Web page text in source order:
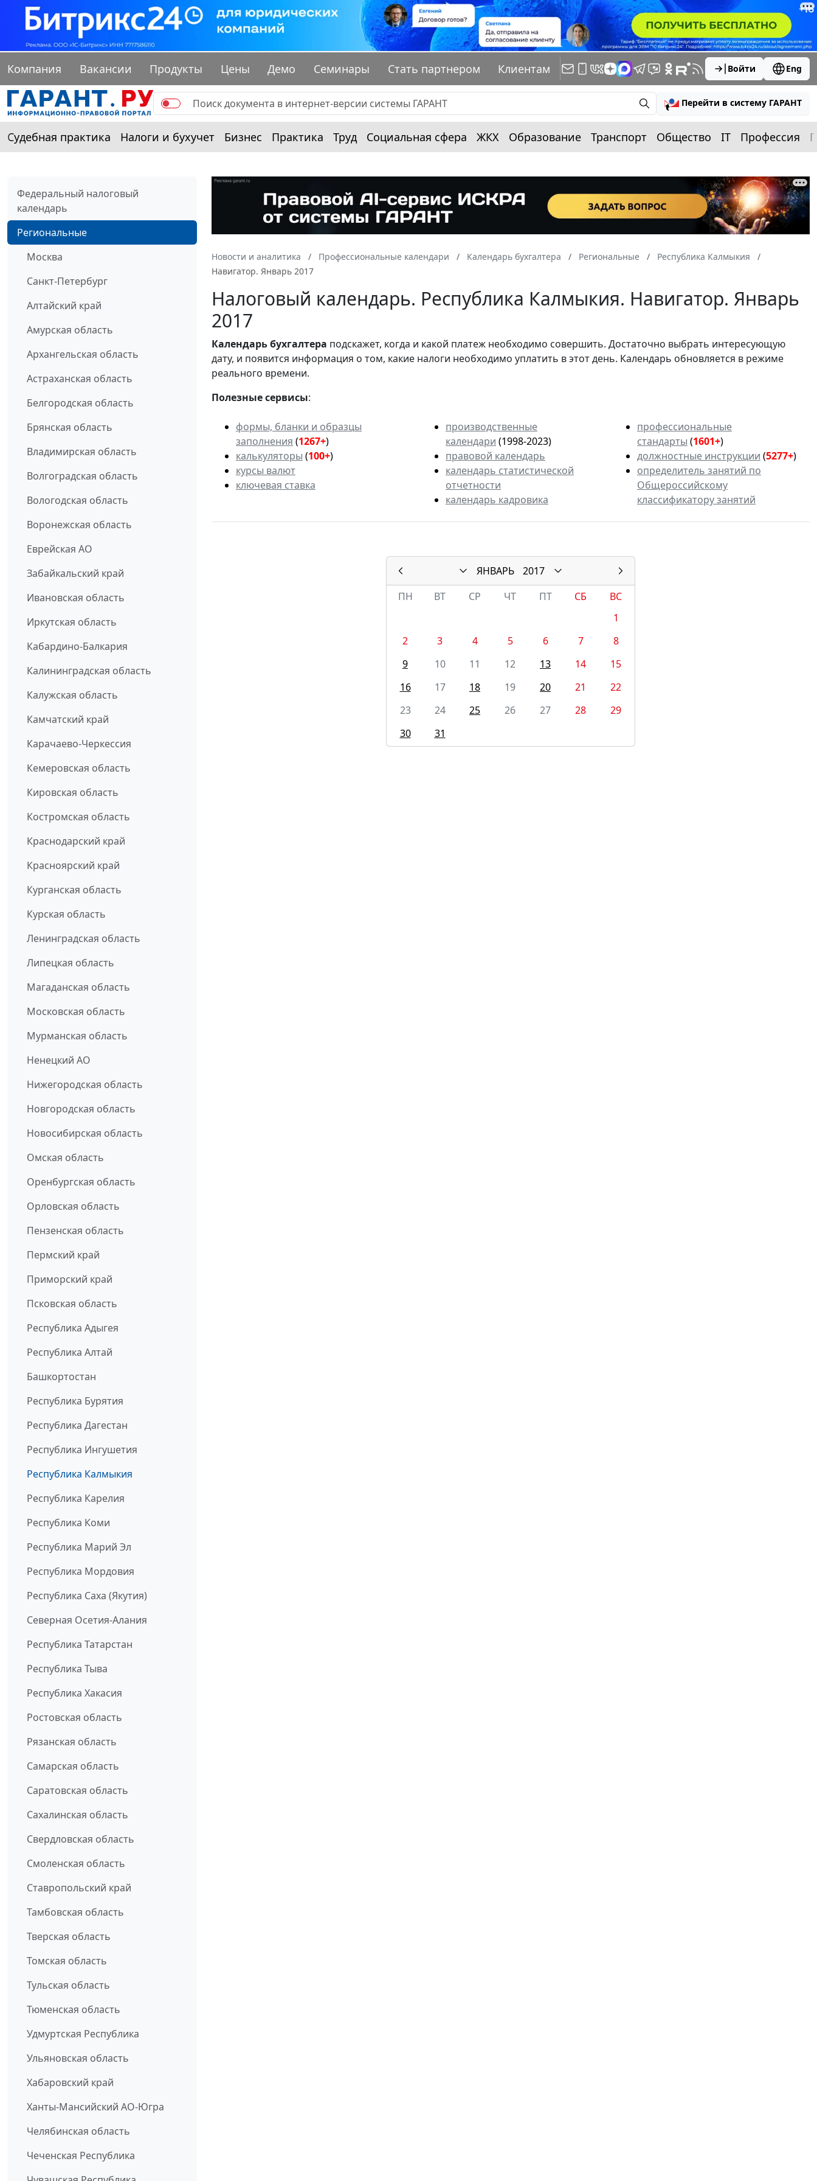
Компания Вакансии Продукты Цены Демо Семинары Стать партнером Клиентам Войти Eng
Перейти в систему ГАРАНТ
Судебная практика Налоги и бухучет Бизнес Практика Труд Социальная сфера ЖКХ Образование Транспорт Общество IT Профессия
Федеральный налоговый
календарь
Региональные
Москва
Санкт-Петербург
Алтайский край
Амурская область
Архангельская область
Астраханская область
Белгородская область
Брянская область
Владимирская область
Волгоградская область
Вологодская область
Воронежская область
Еврейская АО
Забайкальский край
Ивановская область
Иркутская область
Кабардино-Балкария
Калининградская область
Калужская область
Камчатский край
Карачаево-Черкессия
Кемеровская область
Кировская область
Костромская область
Краснодарский край
Красноярский край
Курганская область
Курская область
Ленинградская область
Липецкая область
Магаданская область
Московская область
Мурманская область
Ненецкий АО
Нижегородская область
Новгородская область
Новосибирская область
Омская область
Оренбургская область
Орловская область
Пензенская область
Пермский край
Приморский край
Псковская область
Республика Адыгея
Республика Алтай
Башкортостан
Республика Бурятия
Республика Дагестан
Республика Ингушетия
Республика Калмыкия
Республика Карелия
Республика Коми
Республика Марий Эл
Республика Мордовия
Республика Саха (Якутия)
Северная Осетия-Алания
Республика Татарстан
Республика Тыва
Республика Хакасия
Ростовская область
Рязанская область
Самарская область
Саратовская область
Сахалинская область
Свердловская область
Смоленская область
Ставропольский край
Тамбовская область
Тверская область
Томская область
Тульская область
Тюменская область
Удмуртская Республика
Ульяновская область
Хабаровский край
Ханты-Мансийский АО-Югра
Челябинская область
Чеченская Республика
Новости и аналитика Профессиональные календари Календарь бухгалтера Региональные
Республика Калмыкия
Навигатор. Январь 2017
Налоговый календарь. Республика Калмыкия. Навигатор. Январь
2017
Календарьбухгалтера подскажет, когда и какой платеж необходимо совершить. Достаточно выбрать интересующую
дату, и появится информация о том, какие налоги необходимо уплатить в этот день. Календарь обновляется в режиме
реального времени.
Полезные сервисы:
формы, бланки и образцы
заполнения (1267+)
калькуляторы (100+)
курсы валют
ключевая ставка
производственные
календари (1998-2023)
правовой календарь
календарь статистической
отчетности
календарь кадровика
профессиональные
стандарты (1601+)
должностные инструкции (5277+)
определитель занятий по
Общероссийскому
классификатору занятий
ЯНВАРЬ
2017
ПН
ВТ СР ЧТ ПТ СБ
ВС
1
2
3 4 5 6 7
8
9
10 11 12 13 14
15
16
17 18 19 20 21
22
23
24 25 26 27 28
29
30
31